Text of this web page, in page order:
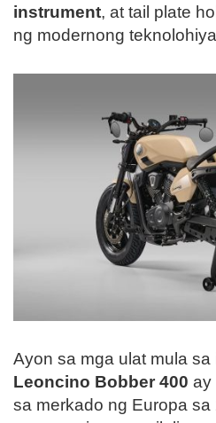
instrument, at tail plate
ng modernong
Ayon sa mga ulat mula
Leoncino Bobber 400 ay
sa merkado ng Europa